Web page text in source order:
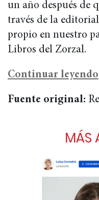
un año después de
través de la
propio en nuestro
Libros del Zorzal.
Continuar leyendo
Fuente original:
MÁS